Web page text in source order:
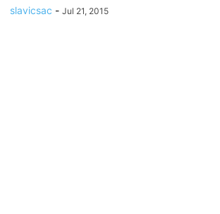
slavicsac - Jul 21, 2015